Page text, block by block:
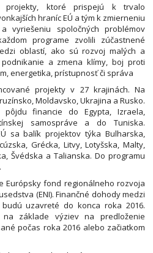
projekty, ktoré prispejú k trvalo
hraníc EÚ a tým k zmierneniu
vyriešeniu spoločných problémov
programe zvolili zúčastnené
oblastí, ako sú rozvoj malých a
a zmena klímy, boj proti
energetika, prístupnosť či správa
projekty v 27 krajinách. Na
Moldavsko, Ukrajina a Rusko.
financie do Egypta, Izraela,
samospráve a do Tuniska.
sa balík projektov týka Bulharska,
Grécka, Litvy, Lotyšska, Malty,
Švédska a Talianska. Do programu
Európsky fond regionálneho rozvoja
(ENI). Finančné dohody medzi
uzavreté do konca roka 2016.
základe výziev na predloženie
počas roka 2016 alebo začiatkom